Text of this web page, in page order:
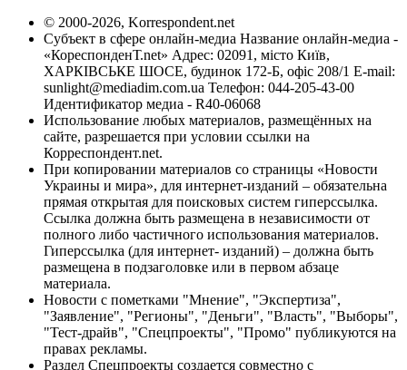
© 2000-2026, Korrespondent.net
Субъект в сфере онлайн-медиа Название онлайн-медиа -
«КореспонденТ.net» Адрес: 02091, місто Київ,
ХАРКІВСЬКЕ ШОСЕ, будинок 172-Б, офіс 208/1 E-mail:
sunlight@mediadim.com.ua Телефон: 044-205-43-00
Идентификатор медиа - R40-06068
Использование любых материалов, размещённых на
сайте, разрешается при условии ссылки на
Корреспондент.net.
При копировании материалов со страницы «Новости
Украины и мира», для интернет-изданий – обязательна
прямая открытая для поисковых систем гиперссылка.
Ссылка должна быть размещена в независимости от
полного либо частичного использования материалов.
Гиперссылка (для интернет- изданий) – должна быть
размещена в подзаголовке или в первом абзаце
материала.
Новости с пометками "Мнение", "Экспертиза",
"Заявление", "Регионы", "Деньги", "Власть", "Выборы",
"Тест-драйв", "Спецпроекты", "Промо" публикуются на
правах рекламы.
Раздел Спецпроекты создается совместно с